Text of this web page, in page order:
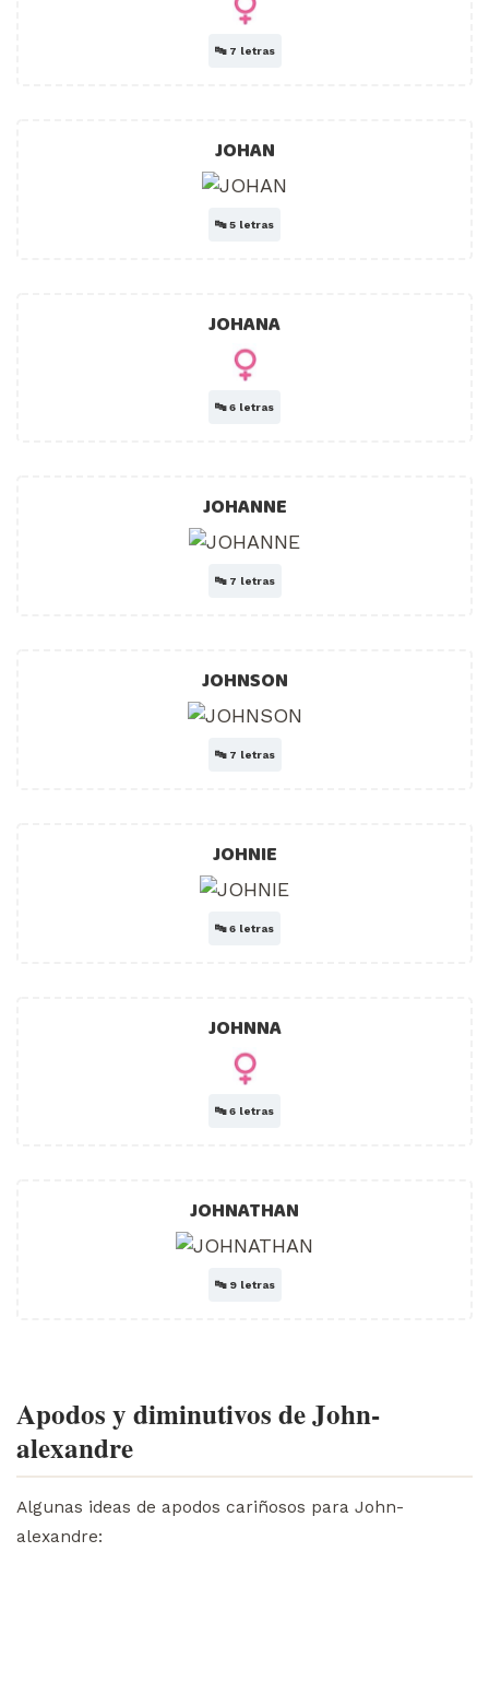
🔤 7 letras
JOHAN
🔤5 letras
JOHANA
🔤6 letras
JOHANNE
🔤 7 letras
JOHNSON
🔤 7 letras
JOHNIE
🔤6 letras
JOHNNA
🔤6 letras
JOHNATHAN
🔤 9 letras
Apodos y diminutivos de John-
alexandre
Algunas ideas de apodos cariñosos para John-
alexandre: